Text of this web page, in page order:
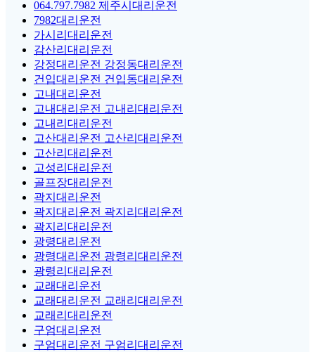
064.797.7982 제주시대리운전
7982대리운전
가시리대리운전
감산리대리운전
강정대리운전 강정동대리운전
건입대리운전 건입동대리운전
고내대리운전
고내대리운전 고내리대리운전
고내리대리운전
고산대리운전 고산리대리운전
고산리대리운전
고성리대리운전
골프장대리운전
곽지대리운전
곽지대리운전 곽지리대리운전
곽지리대리운전
광령대리운전
광령대리운전 광령리대리운전
광령리대리운전
교래대리운전
교래대리운전 교래리대리운전
교래리대리운전
구엄대리운전
구엄대리운전 구엄리대리운전